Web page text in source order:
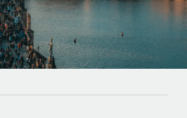
能を内蔵
らゆるAIツールをRemoteに接続
レート